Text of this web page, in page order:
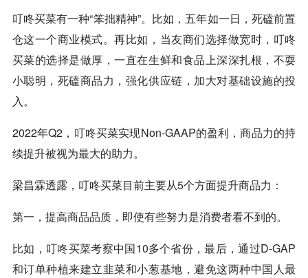
叮咚买菜有一种“笨拙精神”。比如，五年如一日，死磕前置
仓这一个商业模式。再比如，当友商们选择做宽时，叮咚
买菜的选择是做厚，一直在生鲜和食品上深深扎根，不耍
小聪明，死磕商品力，强化供应链，加大对基础设施的投
入。
2022年Q2，叮咚买菜实现Non-GAAP的盈利，商品力的持
续提升被视为最大的助力。
梁昌霖透露，叮咚买菜目前主要从5个方面提升商品力：
第一，提高商品品质，即使有些努力是消费者看不到的。
比如，叮咚买菜考察中国10多个省份，最后，通过D-GAP
和订单种植来建立韭菜和小葱基地，避免这两种中国人最